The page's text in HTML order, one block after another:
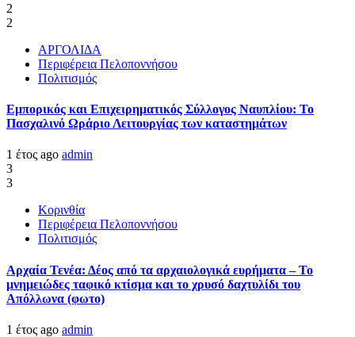
2
2
ΑΡΓΟΛΙΔΑ
Περιφέρεια Πελοποννήσου
Πολιτισμός
Εμπορικός και Επιχειρηματικός Σύλλογος Ναυπλίου: Το
Πασχαλινό Ωράριο Λειτουργίας των καταστημάτων
1 έτος ago admin
3
3
Κορινθία
Περιφέρεια Πελοποννήσου
Πολιτισμός
Αρχαία Τενέα: Δέος από τα αρχαιολογικά ευρήματα – Το
μνημειώδες ταφικό κτίσμα και το χρυσό δαχτυλίδι του
Απόλλωνα (φωτο)
1 έτος ago admin